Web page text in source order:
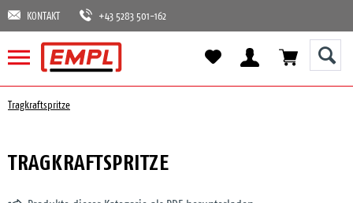
KONTAKT +43 5283 501-162
Tragkraftspritze
TRAGKRAFTSPRITZE